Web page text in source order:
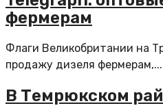
фермерам
Флаги Великобритании на
продажу дизеля фермерам,...
В Темрюкском